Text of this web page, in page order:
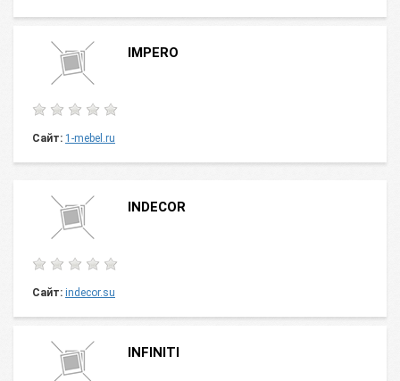
IMPERO
Сайт: 1-mebel.ru
INDECOR
Сайт: indecor.su
INFINITI